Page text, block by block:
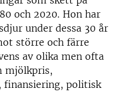
och 2020. Hon har
under dessa 30 år
större och färre
av olika men ofta
mjölkpris,
finansiering, politisk